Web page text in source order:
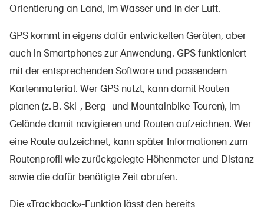
Orientierung an Land, im Wasser und in der Luft.
GPS kommt in eigens dafür entwickelten Geräten, aber
auch in Smartphones zur Anwendung. GPS funktioniert
mit der entsprechenden Software und passendem
Kartenmaterial. Wer GPS nutzt, kann damit Routen
planen (z. B. Ski-, Berg- und Mountainbike-Touren), im
Gelände damit navigieren und Routenaufzeichnen. Wer
eine Route aufzeichnet, kann später Informationen zum
Routenprofilwie zurückgelegte Höhenmeter und Distanz
sowie die dafür benötigte Zeit abrufen.
Die «Trackback»-Funktion lässt den bereits